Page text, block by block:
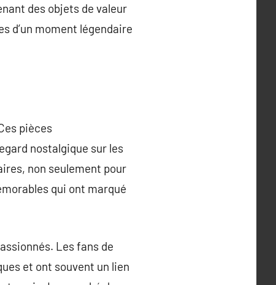
des objets de valeur
d’un moment légendaire
pièces
nostalgique sur les
non seulement pour
qui ont marqué
Les fans de
et ont souvent un lien